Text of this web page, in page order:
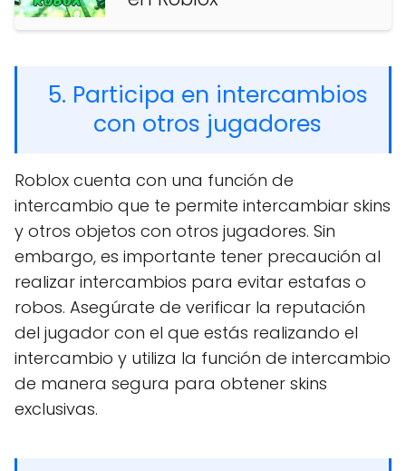
5. Participa en intercambios
con otros jugadores
Roblox cuenta con una función de
intercambio que te permite intercambiar skins
y otros objetos con otros jugadores. Sin
embargo, es importante tener precaución al
realizar intercambios para evitar estafas o
robos. Asegúrate de verificar la reputación
del jugador con el que estás realizando el
intercambio y utiliza la función de intercambio
de manera segura para obtener skins
exclusivas.